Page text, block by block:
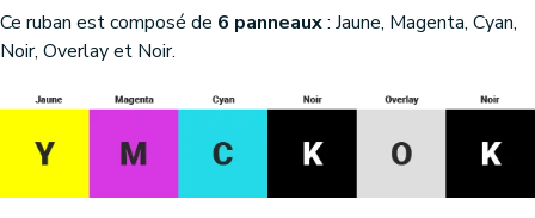
Ce ruban est composé de 6 panneaux: Jaune, Magenta, Cyan,
Noir, Overlay et Noir.